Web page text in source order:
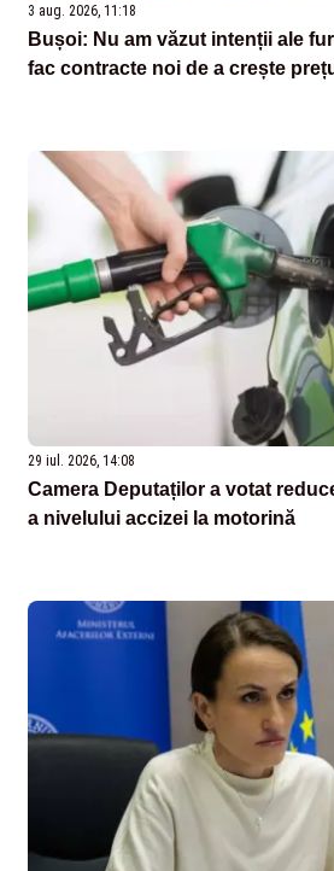
3 aug. 2026, 11:18
Bușoi: Nu am văzut intenții ale
fac contracte noi de a crește
29 iul. 2026, 14:08
Camera Deputaților a votat
a nivelului accizei la motorină